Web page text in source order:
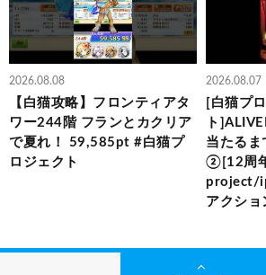
2026.08.08
【白猫攻略】フロンティアタ
ワー244階 フランとカクリア
で夏れ！ 59,585pt #白猫プ
ロジェクト
2026.08.07
[白猫プ
ト
当たるま
②[12周
project/
アクショ